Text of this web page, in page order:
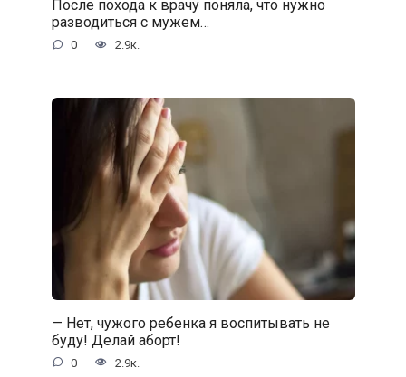
После похода к врачу поняла, что нужно
разводиться с мужем…
0 2.9к.
— Нет, чужого ребенка я воспитывать не
буду! Делай аборт!
0 2.9к.